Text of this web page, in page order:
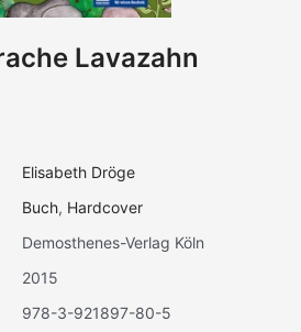
Lavazahn
Elisabeth Dröge
Buch, Hardcover
Demosthenes-Verlag Köln
2015
978-3-921897-80-5